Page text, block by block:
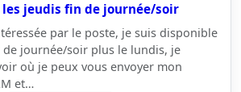
jeudis fin de journée/soir
par le poste, je suis disponible
journée/soir plus le lundis, je
où je peux vous envoyer mon
et…